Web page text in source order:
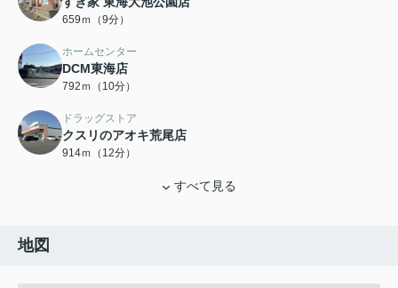
659ｍ（9分）
ホームセンター
DCM東海店
792ｍ（10分）
ドラッグストア
クスリのアオキ荒尾店
914ｍ（12分）
すべて見る
地図